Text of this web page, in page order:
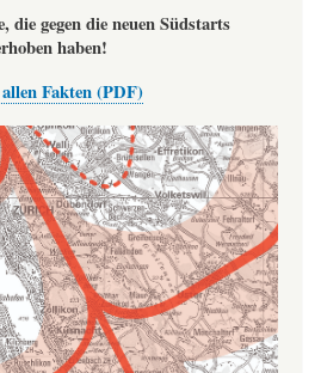
die gegen die neuen Südstarts
haben!
Fakten (PDF)